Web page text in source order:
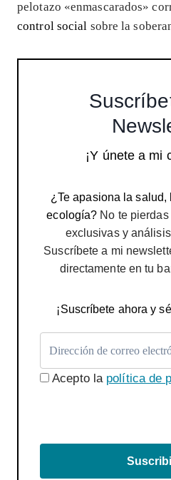
pelotazo «enmascarados»
control social sobre la
¡Y únete a mi
¿Te apasiona la
ecología? No te
exclusivas y
Suscríbete a mi
directamente en tu
¡Suscríbete ahora y
Acepto la política de